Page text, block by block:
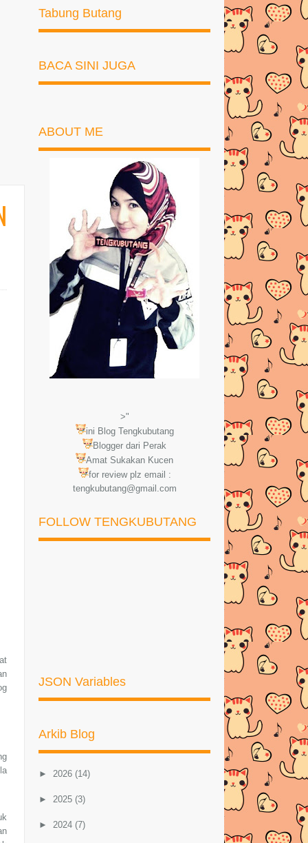
Tabung Butang
BACA SINI JUGA
ABOUT ME
>"
ini Blog Tengkubutang
Blogger dari Perak
Amat Sukakan Kucen
for review plz email :
tengkubutang@gmail.com
FOLLOW TENGKUBUTANG
JSON Variables
Arkib Blog
► 2026 (14)
► 2025 (3)
► 2024 (7)